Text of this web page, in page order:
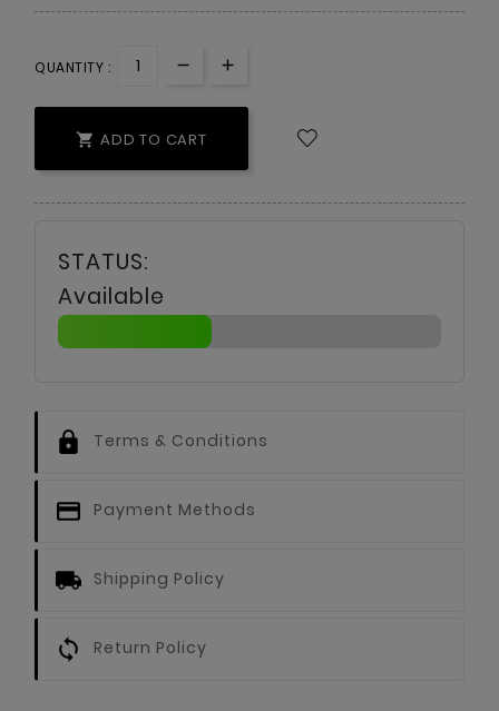
QUANTITY :
 ADD TO CART
Available
Terms & Conditions
Payment Methods
Shipping Policy
Return Policy